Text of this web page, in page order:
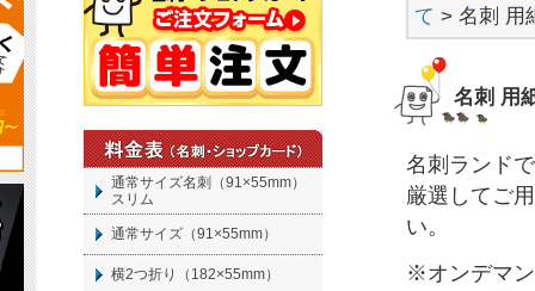
て > 名刺 用
名刺 用
名刺 ランド
厳選してご
い。
※オンデマ
通常サイズ名刺（91×55mm）
スリム
通常サイズ（91×55mm）
横2つ折り（182×55mm）